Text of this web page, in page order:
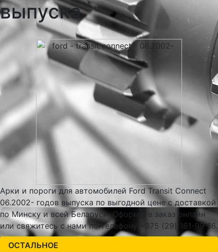
выпуска
Арки и пороги для автомобилей Ford Transit Connect
06.2002- годов выпуска по выгодной цене с доставкой
по Минску и всей Беларуси. Оформите заказ онлайн
или свяжитесь с нами по телефону +375 (29) 161-99-16.
ОСТАЛЬНОЕ